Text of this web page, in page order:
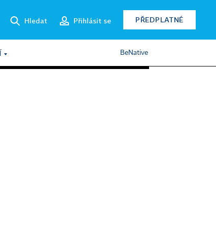
Hledat Přihlásit se PŘEDPLATNÉ
BeNative